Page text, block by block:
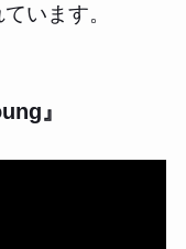
います。
』